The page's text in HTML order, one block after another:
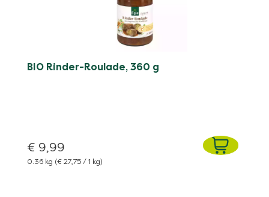
BIO Rinder-Roulade, 360 g
€ 9,99
0.36 kg (€ 27,75 / 1 kg)